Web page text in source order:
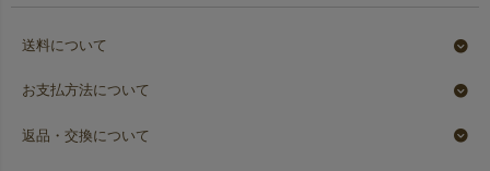
送料について
お支払方法について
返品・交換について